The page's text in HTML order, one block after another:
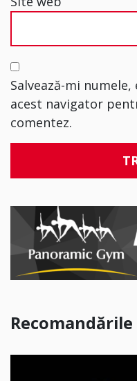
Salvează-mi
acest navigator
comentez.